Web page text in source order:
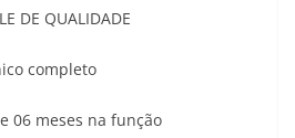
DE QUALIDADE
completo
06 meses na função